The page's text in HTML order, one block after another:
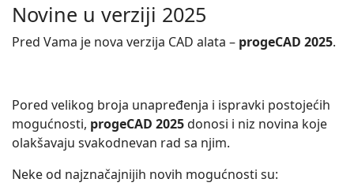
Novine u verziji 2025
Pred Vama je nova verzija CAD alata – progeCAD 2025.
Pored velikog broja unapređenja i ispravki postojećih
mogućnosti, progeCAD 2025donosi i niz novina koje
olakšavaju svakodnevan rad sa njim.
Neke od najznačajnijih novih mogućnosti su: